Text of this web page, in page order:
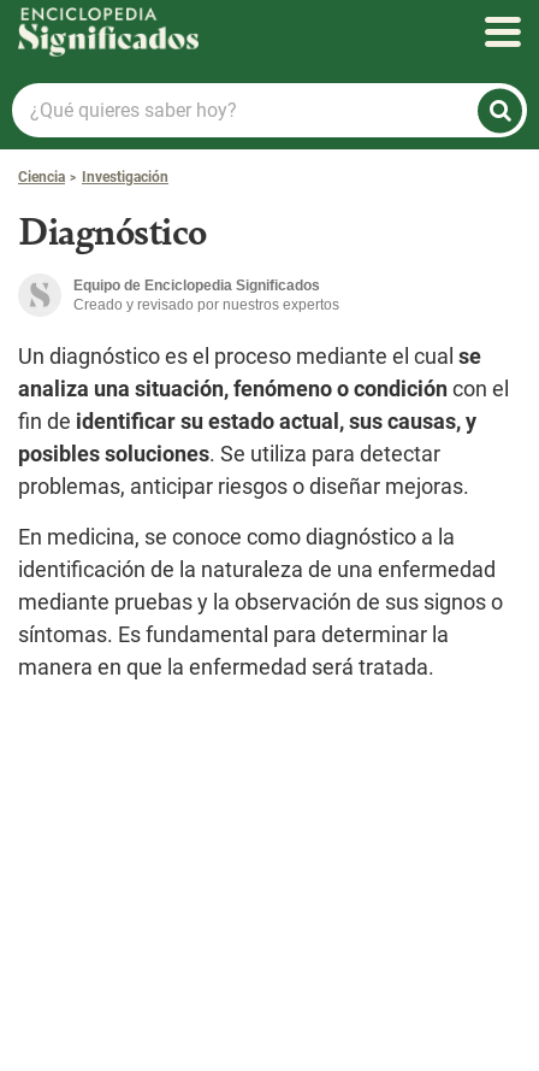
Enciclopedia Significados
¿Qué
quieres
saber
hoy?
Ciencia Investigación
Diagnóstico
Equipo de Enciclopedia Significados
Creado y revisado por nuestros expertos
Un diagnóstico es el proceso mediante el cual se
analiza una situación, fenómeno o condición con el
fin de identificar su estado actual, sus causas, y
posibles soluciones. Se utiliza para detectar
problemas, anticipar riesgos o diseñar mejoras.
En medicina, se conoce como diagnóstico a la
identificación de la naturaleza de una enfermedad
mediante pruebas y la observación de sus signos o
síntomas. Es fundamental para determinar la
manera en que la enfermedad será tratada.